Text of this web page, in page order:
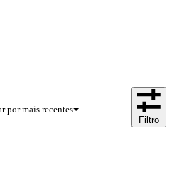
por mais recentes
Filtro